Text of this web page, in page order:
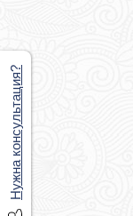
Нужна консультация?